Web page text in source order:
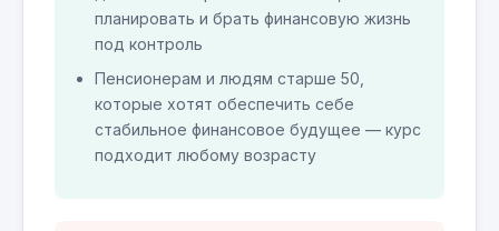
планировать и брать финансовую жизнь
под контроль
Пенсионерам и людям старше 50,
которые хотят обеспечить себе
стабильное финансовое будущее — курс
подходит любому возрасту